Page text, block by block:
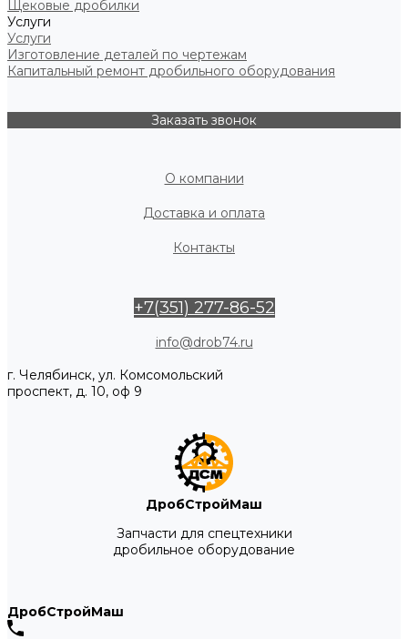
Щековые дробилки
Услуги
Услуги
Изготовление деталей по чертежам
Капитальный ремонт дробильного оборудования
Заказать звонок
О компании
Доставка и оплата
Контакты
+7(351) 277-86-52
info@drob74.ru
г. Челябинск, ул. Комсомольский
проспект, д. 10, оф 9
ДробСтройМаш
Запчасти для спецтехники
дробильное оборудование
ДробСтройМаш